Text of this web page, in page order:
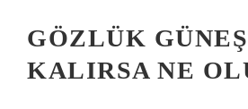
GÖZLÜK
KALIRSA NE